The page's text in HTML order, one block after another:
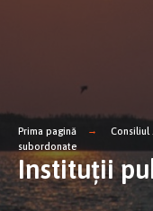
Prima pagină Consiliul
subordonate
Instituții